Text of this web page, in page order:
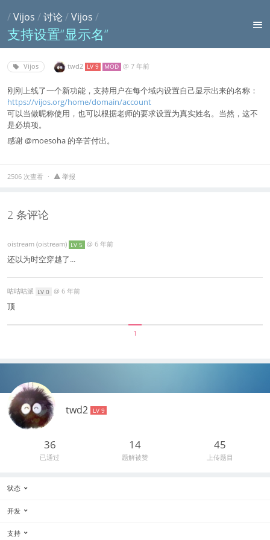
/Vijos /讨论 /Vijos /
支持设置“显示名“
Vijos twd2 LV 9 MOD @ 7 年前
刚刚上线了一个新功能，支持用户在每个域内设置自己显示出来的名称：
https://vijos.org/home/domain/account
可以当做昵称使用，也可以根据老师的要求设置为真实姓名。当然，这不
是必填项。
感谢 @moesoha 的辛苦付出。
2506 次查看 举报
2 条评论
oistream (oistream) LV 5 @ 6 年前
还以为时空穿越了...
咕咕咕派‌ LV 0 @ 6 年前
顶
1
twd2 LV 9
36
已通过
14
题解被赞
45
上传题目
状态
开发
支持